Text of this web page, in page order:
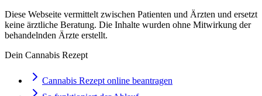
Diese Webseite vermittelt zwischen Patienten und Ärzten und ersetzt
keine ärztliche Beratung. Die Inhalte wurden ohne Mitwirkung der
behandelnden Ärzte erstellt.
Dein Cannabis Rezept
Cannabis Rezept online beantragen